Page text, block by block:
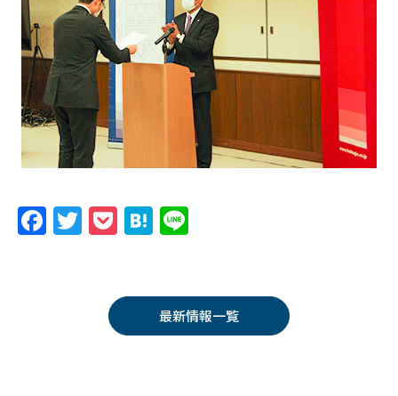
F T
er
P
k
et
H
n
a
最新情報一覧